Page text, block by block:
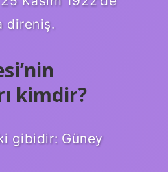
direniş.
kimdir?
gibidir: Güney